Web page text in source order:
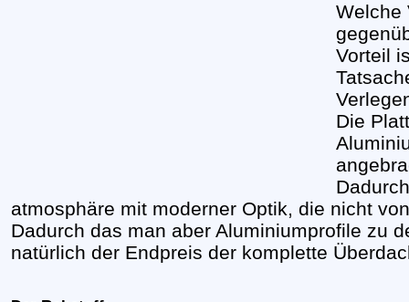
Welche
Vorteil
Die
atmosphäre mit moderner Optik, die nicht
Dadurch das man aber Aluminiumprofile zu
natürlich der Endpreis der komplette